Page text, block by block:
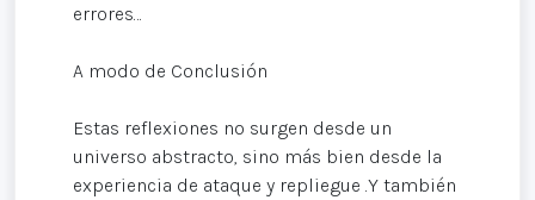
errores…
A modo de Conclusión
Estas reflexiones no surgen desde un
universo abstracto, sino más bien desde la
experiencia de ataque y repliegue .Y también